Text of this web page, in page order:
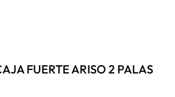
FUERTE ARISO 2 PALAS